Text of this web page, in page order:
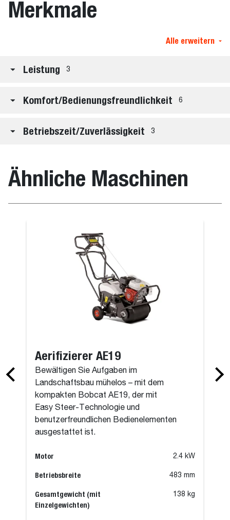
Merkmale
Alle erweitern
Leistung 3
Komfort/Bedienungsfreundlichkeit 6
Betriebszeit/Zuverlässigkeit 3
Ähnliche Maschinen
Aerifizierer AE19
Bewältigen Sie Aufgaben im
Landschaftsbau mühelos – mit dem
kompakten Bobcat AE19, der mit
Easy Steer-Technologie und
benutzerfreundlichen Bedienelementen
ausgestattet ist.
Motor 2.4 kW
Betriebsbreite 483 mm
Gesamtgewicht (mit
Einzelgewichten)
138 kg